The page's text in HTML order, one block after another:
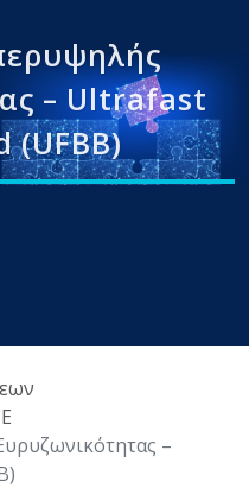
– Ultrafast
(UFBB)
–